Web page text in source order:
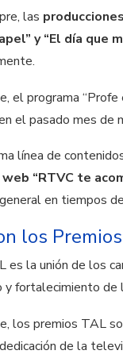
las
y “El día que
el programa
el pasado mes de
línea de
“RTVC te
en tiempos
los
es la unión de los
y fortalecimiento de
los premios TAL
de la